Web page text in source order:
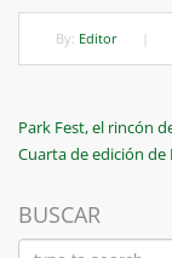
By: Editor
de
entradas
Previous
Post
Park Fest, el rincón
Next
Cuarta de edición
BUSCAR